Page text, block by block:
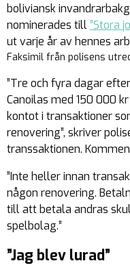
boliviansk
nominerades till”Stora
ut varje år av hennes
Faksimil från polisens
”Tre och fyra dagar
Canoilas med 150 000
kontot i transaktioner
renovering”, skriver
transsaktionen.
”Inte heller innan
någon renovering.
till att betala andras
spelbolag.”
”Jag blev lurad”